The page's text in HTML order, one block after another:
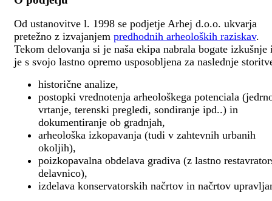
Od ustanovitve l. 1998 se podjetje Arhej d.o.o. ukvarja
pretežno z izvajanjem predhodnih arheoloških raziskav.
Tekom delovanja si je naša ekipa nabrala bogate izkušnje
je s svojo lastno opremo usposobljena za naslednje
historične analize,
postopki vrednotenja arheološkega potenciala
vrtanje, terenski pregledi, sondiranje ipd..) in
dokumentiranje ob gradnjah,
arheološka izkopavanja (tudi v zahtevnih urbanih
okoljih),
poizkopavalna obdelava gradiva (z lastno
delavnico),
izdelava konservatorskih načrtov in načrtov